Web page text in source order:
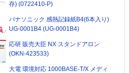
存) (0722410-P)
パナソニック 感熱記録紙B4(6本入り)
UG-0001B4 (UG-0001B4)
応研 販売大臣 NX スタンドアロン
(OKN-423533)
大電 環境対応 1000BASE-T/X メディ